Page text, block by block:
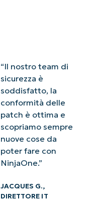
“Il nostro team di
sicurezza è
soddisfatto, la
conformità delle
patch è ottima e
scopriamo sempre
nuove cose da
poter fare con
NinjaOne.”
JACQUES G.,
DIRETTORE IT